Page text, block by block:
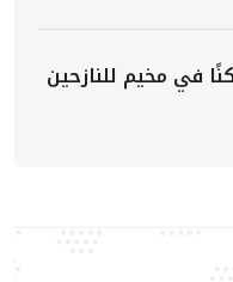
في مخيم للنازحين